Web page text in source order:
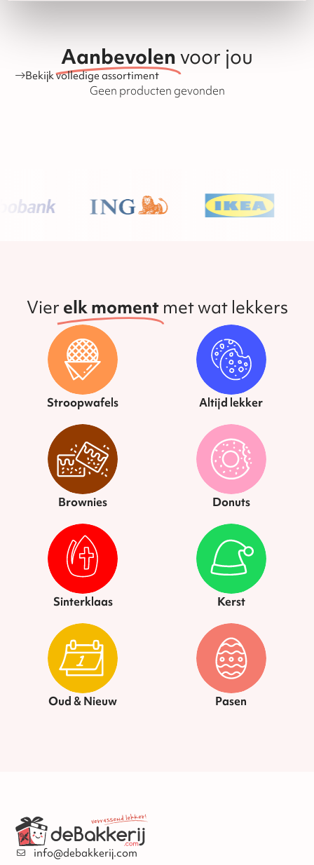
houdbaarheid van de producten is ook te vinden op onze
website.Aanbevolenvoor jou
Bekijk volledige assortiment
Geen producten gevonden
Vier elk moment met wat lekkers
Stroopwafels Altijd lekker
Brownies Donuts
Sinterklaas Kerst
Oud & Nieuw Pasen
info@debakkerij.com